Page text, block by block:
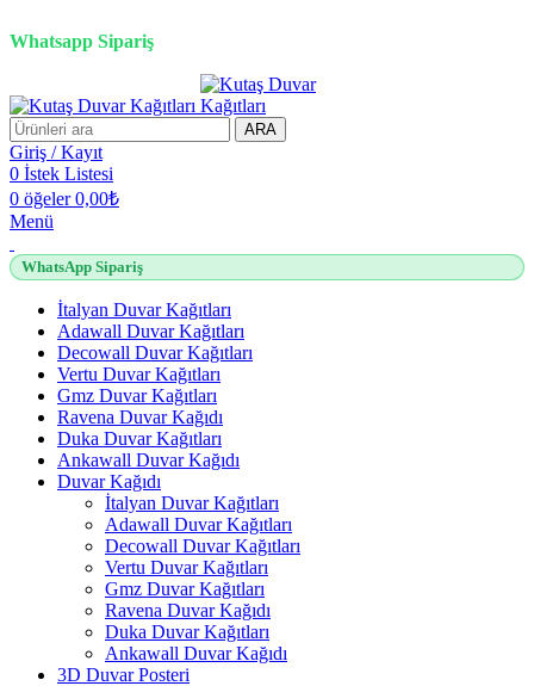
Whatsapp Sipariş
ARA
Giriş / Kayıt
0 İstek Listesi
0 öğeler 0,00₺
Menü
WhatsApp Sipariş
İtalyan Duvar Kağıtları
Adawall Duvar Kağıtları
Decowall Duvar Kağıtları
Vertu Duvar Kağıtları
Gmz Duvar Kağıtları
Ravena Duvar Kağıdı
Duka Duvar Kağıtları
Ankawall Duvar Kağıdı
Duvar Kağıdı
İtalyan Duvar Kağıtları
Adawall Duvar Kağıtları
Decowall Duvar Kağıtları
Vertu Duvar Kağıtları
Gmz Duvar Kağıtları
Ravena Duvar Kağıdı
Duka Duvar Kağıtları
Ankawall Duvar Kağıdı
3D Duvar Posteri